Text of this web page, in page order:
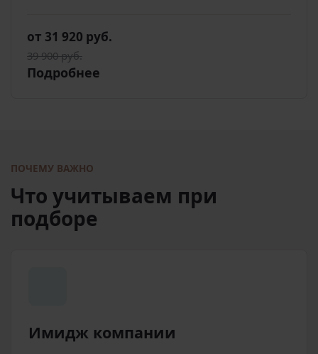
от 31 920 руб.
39 900 руб.
Подробнее
ПОЧЕМУ ВАЖНО
Что учитываем при
подборе
Имидж компании